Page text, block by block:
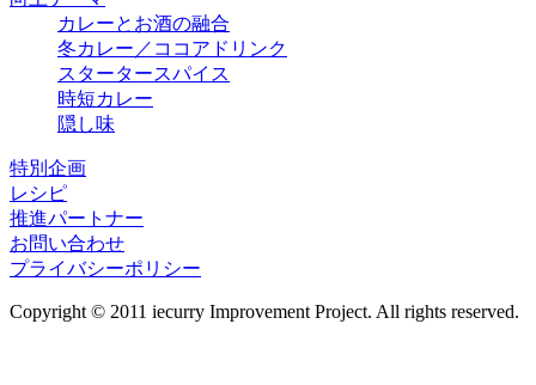
カレーとお酒の融合
冬カレー／ココアドリンク
スタータースパイス
時短カレー
隠し味
特別企画
レシピ
推進パートナー
お問い合わせ
プライバシーポリシー
Copyright © 2011 iecurry Improvement Project. All rights reserved.